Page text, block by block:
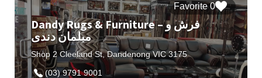
0 Favorite
Dandy Rugs & Furniture – فرش و
مبلمان دندی
Shop 2 Cleeland St, Dandenong VIC 3175
(03) 9791 9001